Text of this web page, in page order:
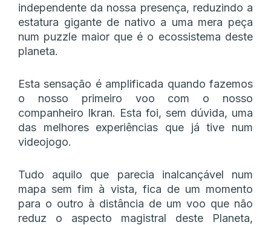
independente da nossa presença, reduzindo a
estatura gigante de nativo a uma mera peça
num puzzle maior que é o ecossistema deste
planeta.
Esta sensação é amplificada quando fazemos
o nosso primeiro voo com o nosso
companheiro Ikran. Esta foi, sem dúvida, uma
das melhores experiências que já tive num
videojogo.
Tudo aquilo que parecia inalcançável num
mapa sem fim à vista, fica de um momento
para o outro à distância de um voo que não
reduz o aspecto magistral deste Planeta,